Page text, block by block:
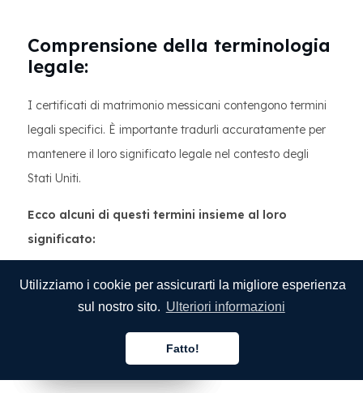
Utilizziamo i cookie per assicurarti la migliore esperienza
sul nostro sito. Ulteriori informazioni
Fatto!
Comprensione della terminologia
legale:
I certificati di matrimonio messicani contengono termini
legali specifici. È importante tradurli accuratamente per
mantenere il loro significato legale nel contesto degli
Stati Uniti.
Ecco alcuni di questi termini insieme al loro
significato:
Acta de Matrimonio):
Questo termine si riferisce al
che è un documento fondamentale per scopi legali e
Italiano
Italiano
Italiano